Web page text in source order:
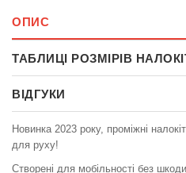
ОПИС
ТАБЛИЦІ РОЗМІРІВ
ВІДГУКИ
Новинка 2023 року, проміжні
для руху!
Створені для мобільності без